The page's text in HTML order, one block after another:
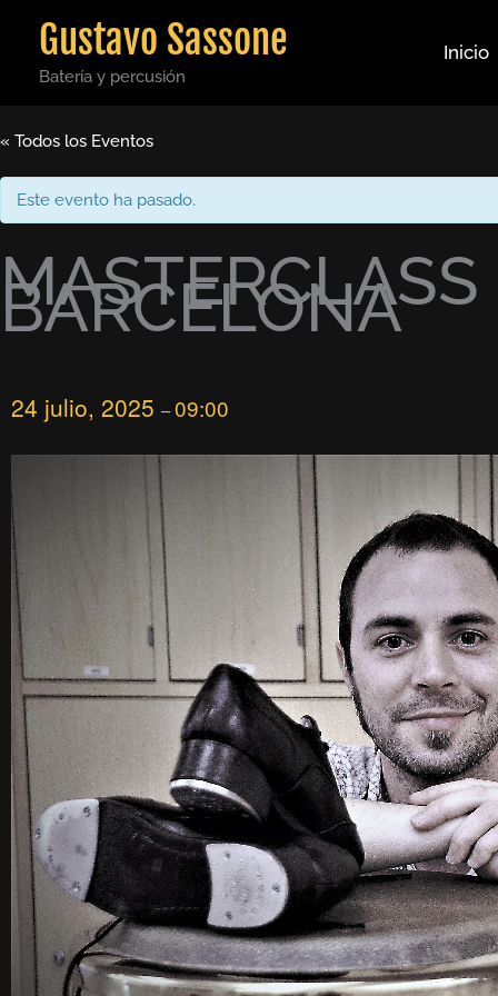
contenido
Gustavo Sassone
Batería y percusión
Inicio
« Todos los Eventos
Este evento ha pasado.
BARCELONA
24 julio, 2025 –09:00